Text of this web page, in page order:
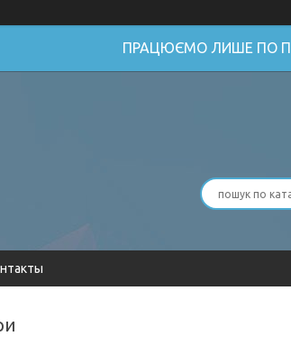
ПРАЦЮЄМО ЛИШЕ ПО